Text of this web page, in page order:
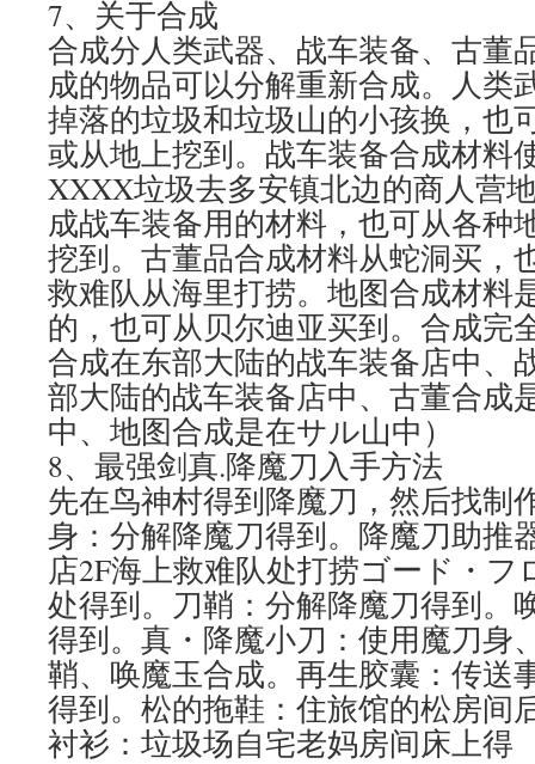
7、关于合成
合成分人类武器、战车装备、古董
成的物品可以分解重新合成。人类
掉落的垃圾和垃圾山的小孩换，也
或从地上挖到。战车装备合成材料
XXXX垃圾去多安镇北边的商人营
成战车装备用的材料，也可从各种
挖到。古董品合成材料从蛇洞买，
救难队从海里打捞。地图合成材料
的，也可从贝尔迪亚买到。合成完
合成在东部大陆的战车装备店中、
部大陆的战车装备店中、古董合成
中、地图合成是在サル山中）
8、最强剑真.降魔刀入手方法
先在鸟神村得到降魔刀，然后找制
身：分解降魔刀得到。降魔刀助推
店2F海上救难队处打捞ゴード・
处得到。刀鞘：分解降魔刀得到。
得到。真・降魔小刀：使用魔刀身
鞘、唤魔玉合成。再生胶囊：传送
得到。松的拖鞋：住旅馆的松房间
衬衫：垃圾场自宅老妈房间床上得